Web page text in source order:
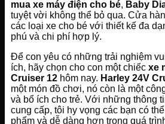
mua xe máy điện cho bé, Baby
tuyệt vời không thể bỏ qua. Cửa
các loại xe cho bé với thiết kế đa
phú và chi phí hợp lý.
Để con yêu có những trải nghiệm
ích, hãy chọn cho con một chiếc xe
Cruiser 12 hôm nay. Harley 24V
một món đồ chơi, nó còn là một
và bổ ích cho trẻ. Với những thông
cung cấp, tôi hy vọng các bạn có
phẩm và dễ dàng hơn trong quá